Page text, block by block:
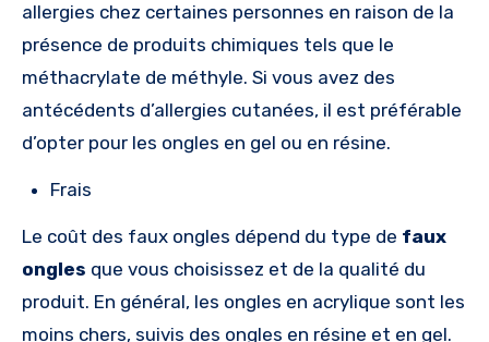
allergies chez certaines personnes en raison de la
présence de produits chimiques tels que le
méthacrylate de méthyle. Si vous avez des
antécédents d’allergies cutanées, il est préférable
d’opter pour les ongles en gel ou en résine.
Frais
Le coût des faux ongles dépend du type de faux
ongles que vous choisissez et de la qualité du
produit. En général, les ongles en acrylique sont les
moins chers, suivis des ongles en résine et en gel.